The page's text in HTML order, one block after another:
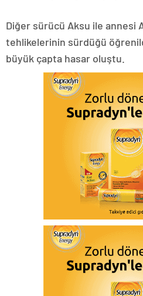
Diğer sürücü Aksu ile annesi
tehlikelerinin sürdüğü
büyük çapta hasar oluştu.